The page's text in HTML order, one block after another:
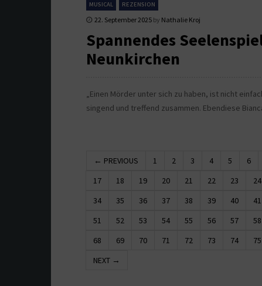
MUSICAL REZENSION
22. September 2025 by Nathalie Kroj
Spannendes
Neunkirchen
„Einen Mörder unter sich zu haben, ist nicht
singend und treffend zusammen. Ebendiese
← PREVIOUS 1 2 3 4 5 6
17
18 19 20 21 22 23 24
34
35 36 37 38 39 40 41
51
52 53 54 55 56 57 58
68
69 70 71 72 73 74 75
NEXT →